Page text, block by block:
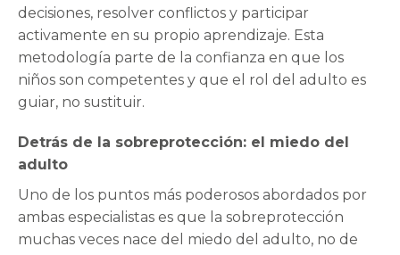
decisiones, resolver conflictos y participar
activamente en su propio aprendizaje. Esta
metodología parte de la confianza en que los
niños son competentes y que el rol del adulto es
guiar, no sustituir.
Detrás de la sobreprotección: el miedo del
adulto
Uno de los puntos más poderosos abordados por
ambas especialistas es que la sobreprotección
muchas veces nace del miedo del adulto, no de